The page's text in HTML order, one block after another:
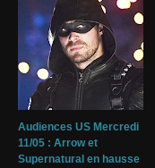
Audiences US Mercredi
11/05 : Arrow et
Supernatural en hausse